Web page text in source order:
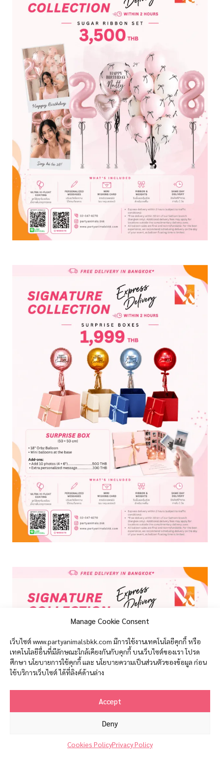
Manage Cookie Consent
เว็บไซต์ www.partyanimalsbkk.com มีการใช้งานเทคโนโลยีคุกกี้ หรือ
เทคโนโลยีอื่นที่มีลักษณะใกล้เคียงกันกับคุกกี้ บนเว็บไซต์ของเรา โปรด
ศึกษา นโยบายการใช้คุกกี้ และ นโยบายความเป็นส่วนตัวของข้อมูล ก่อน
ใช้บริการเว็บไซต์ ได้ที่ลิงค์ด้านล่าง
Accept
Deny
Cookies PolicyPrivacy Policy